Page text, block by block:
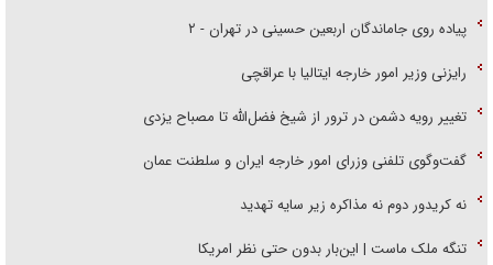
پیاده روی جاماندگان اربعین حسینی در تهران - ۲
رایزنی وزیر امور خارجه ایتالیا با عراقچی
تغییر رویه دشمن در ترور از شیخ فضل‌الله تا مصباح یزدی
گفت‌وگوی تلفنی وزرای امور خارجه ایران و سلطنت عمان
نه کریدور دوم نه مذاکره زیر سایه تهدید
تنگه ملک ماست | این‌بار بدون حتی نظر امریکا